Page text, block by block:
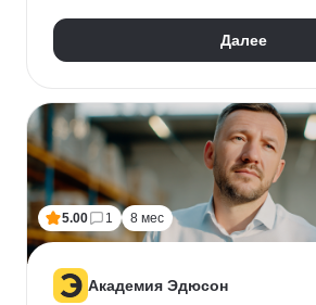
Далее
5.00 1 8 мес
Академия Эдюсон